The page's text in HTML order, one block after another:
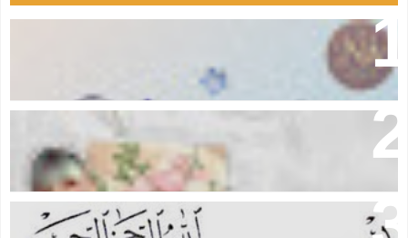
I Believe In Me
Berkat Membaca Bismillah